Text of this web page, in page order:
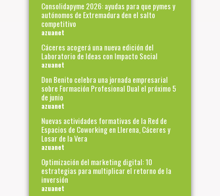
Consolidapyme 2026: ayudas para que pymes y
autónomos de Extremadura den el salto
competitivo
azuanet
Cáceres acogerá una nueva edición del
Laboratorio de Ideas con Impacto Social
azuanet
Don Benito celebra una jornada empresarial
sobre Formación Profesional Dual el próximo 5
de junio
azuanet
Nuevas actividades formativas de la Red de
Espacios de Coworking en Llerena, Cáceres y
Losar de la Vera
azuanet
Optimización del marketing digital: 10
estrategias para multiplicar el retorno de la
inversión
azuanet